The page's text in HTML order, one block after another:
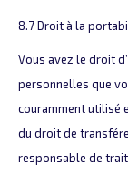
8.7 Droit à la
Vous avez le droit
personnelles que
couramment utilisé
du droit de
responsable de